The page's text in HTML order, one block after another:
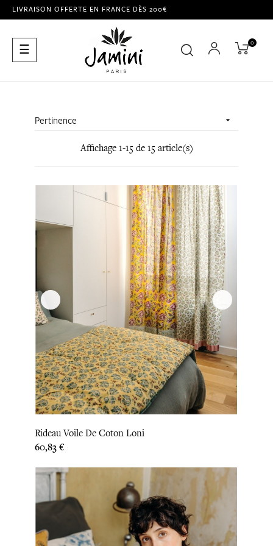
LIVRAISON OFFERTE EN FRANCE DÈS 200€
Basculer
la
☰ 0
Pertinence 
Affichage 1-15 de 15 article(s)
Rideau Voile De Coton Loni
Prix
60,83 €